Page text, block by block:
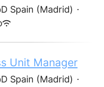
Spain (Madrid) ·
Unit Manager
Spain (Madrid) ·